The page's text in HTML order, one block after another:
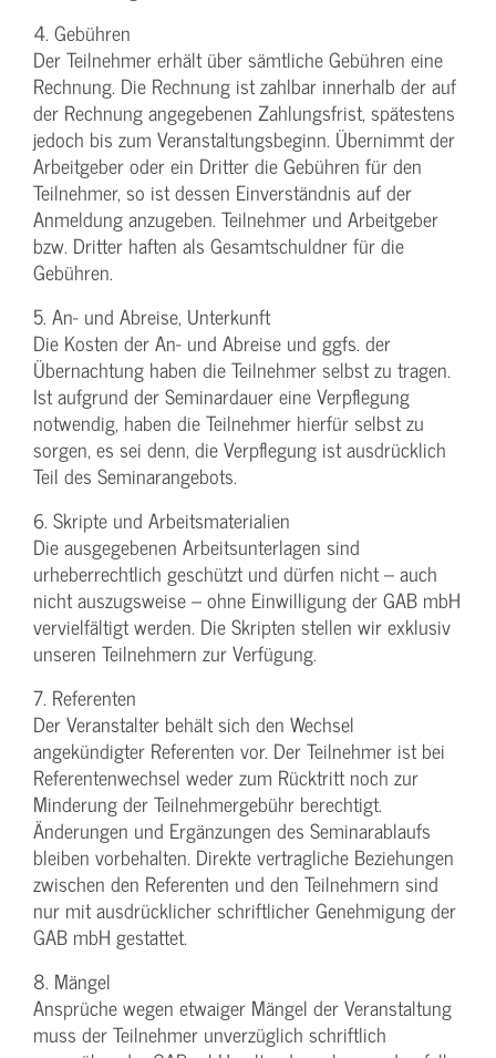
4. Gebühren
Der Teilnehmer erhält über sämtliche Gebühren eine
Rechnung. Die Rechnung ist zahlbar innerhalb der auf
der Rechnung angegebenen Zahlungsfrist, spätestens
jedoch bis zum Veranstaltungsbeginn. Übernimmt der
Arbeitgeber oder ein Dritter die Gebühren für den
Teilnehmer, so ist dessen Einverständnis auf der
Anmeldung anzugeben. Teilnehmer und Arbeitgeber
bzw. Dritter haften als Gesamtschuldner für die
Gebühren.
5. An- und Abreise, Unterkunft
Die Kosten der An- und Abreise und ggfs. der
Übernachtung haben die Teilnehmer selbst zu tragen.
Ist aufgrund der Seminardauer eine Verpflegung
notwendig, haben die Teilnehmer hierfür selbst zu
sorgen, es sei denn, die Verpflegung ist ausdrücklich
Teil des Seminarangebots.
6. Skripte und Arbeitsmaterialien
Die ausgegebenen Arbeitsunterlagen sind
urheberrechtlich geschützt und dürfen nicht – auch
nicht auszugsweise – ohne Einwilligung der GAB mbH
vervielfältigt werden. Die Skripten stellen wir exklusiv
unseren Teilnehmern zur Verfügung.
7. Referenten
Der Veranstalter behält sich den Wechsel
angekündigter Referenten vor. Der Teilnehmer ist bei
Referentenwechsel weder zum Rücktritt noch zur
Minderung der Teilnehmergebühr berechtigt.
Änderungen und Ergänzungen des Seminarablaufs
bleiben vorbehalten. Direkte vertragliche Beziehungen
zwischen den Referenten und den Teilnehmern sind
nur mit ausdrücklicher schriftlicher Genehmigung der
GAB mbH gestattet.
8. Mängel
Ansprüche wegen etwaiger Mängel der Veranstaltung
muss der Teilnehmer unverzüglich schriftlich